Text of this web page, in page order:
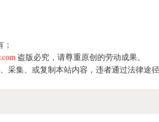
盗版必究，请尊重原创的劳动成果。
采集、或复制本站内容，违者通过法律途径